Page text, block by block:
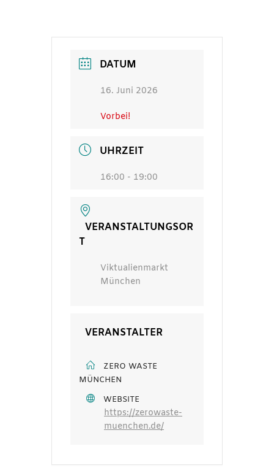
DATUM
16. Juni 2026
Vorbei!
UHRZEIT
16:00 - 19:00
VERANSTALTUNGSOR
T
Viktualienmarkt
München
VERANSTALTER
ZERO WASTE
MÜNCHEN
WEBSITE
https://zerowaste-
muenchen.de/